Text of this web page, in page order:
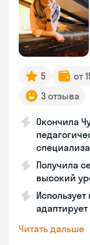
5 от
3 отзыва
Окончила
Получила
высокий
Читать дальше